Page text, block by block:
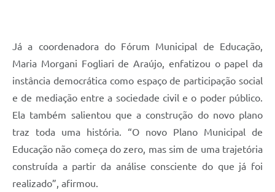
Já a coordenadora do Fórum Municipal de Educação,
Maria Morgani Fogliari de Araújo, enfatizou o papel da
instância democrática como espaço de participação social
e de mediação entre a sociedade civil e o poder público.
Ela também salientou que a construção do novo plano
traz toda uma história. “O novo Plano Municipal de
Educação não começa do zero, mas sim de uma trajetória
construída a partir da análise consciente do que já foi
realizado”, afirmou.